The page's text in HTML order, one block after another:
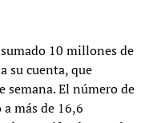
sumado 10 millones de
su cuenta, que
semana. El número de
más de 16,6